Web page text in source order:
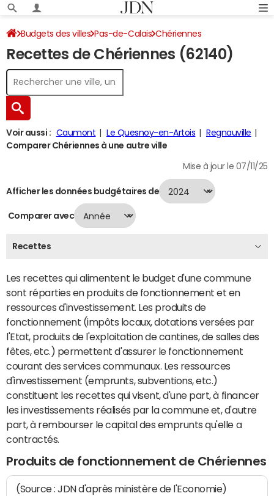
Budgets des villes Pas-de-Calais Chériennes
Recettes 2024
Recettes de Chériennes (62140)
Voir aussi : Caumont Le Quesnoy-en-Artois
Regnauville
Comparer Chériennes à une autre ville
Mise à jour le 07/11/25
Afficher les données budgétaires de
Comparer avec
Recettes
Les recettes qui alimentent le budget d'une commune
sont réparties en produits de fonctionnement et en
ressources d'investissement. Les produits de
fonctionnement (impôts locaux, dotations versées par
l'Etat, produits de l'exploitation de cantines, de salles des
fêtes, etc.) permettent d'assurer le fonctionnement
courant des services communaux. Les ressources
d'investissement (emprunts, subventions, etc.)
constituent les recettes qui visent, d'une part, à financer
les investissements réalisés par la commune et, d'autre
part, à rembourser le capital des emprunts qu'elle a
contractés.
Produits de fonctionnement de Chériennes
(Source : JDN d'après ministère de l'Economie)